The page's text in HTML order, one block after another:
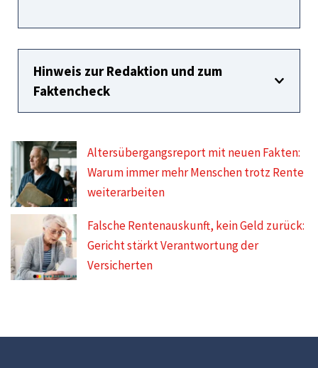
Hinweis zur Redaktion und zum
Faktencheck
Altersübergangsreport mit neuen Fakten:
Warum immer mehr Menschen trotz Rente
weiterarbeiten
Falsche Rentenauskunft, kein Geld zurück:
Gericht stärkt Verantwortung der
Versicherten